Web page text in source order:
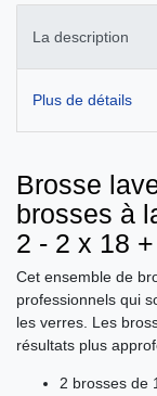
La description
Plus de détails
Brosse
brosses à
2 - 2 x 18
Cet ensemble de
professionnels qui
les verres. Les
résultats plus
2 brosses de